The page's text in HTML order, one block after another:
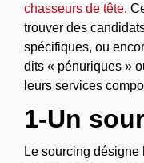
chasseurs de tête.
trouver des
spécifiques, ou
dits « pénuriques »
leurs services
1-Un
Le sourcing